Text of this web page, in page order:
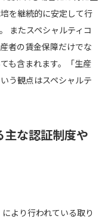
を継続的に安定して行
またスペシャルティコ
者の賃金保障だけでな
も含まれます。「生産
う観点はスペシャルテ
な認証制度や
より行われている取り